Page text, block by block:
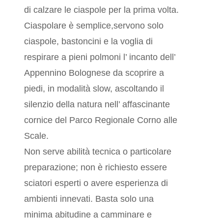
di calzare le ciaspole per la prima volta.
Ciaspolare è semplice,servono solo
ciaspole, bastoncini e la voglia di
respirare a pieni polmoni l’ incanto dell’
Appennino Bolognese da scoprire a
piedi, in modalità slow, ascoltando il
silenzio della natura nell’ affascinante
cornice del Parco Regionale Corno alle
Scale.
Non serve abilità tecnica o particolare
preparazione; non è richiesto essere
sciatori esperti o avere esperienza di
ambienti innevati. Basta solo una
minima abitudine a camminare e